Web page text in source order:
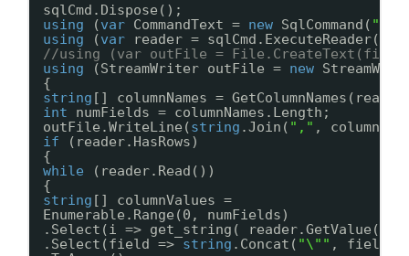
sqlCmd.Dispose();
using
(var CommandText = new SqlCommand(
using
(var
reader = sqlCmd.ExecuteReader())
//using (var outFile =
using
(StreamWriter outFile = new
{
string [] columnNames =
int
numFields = columnNames.Length;
outFile.WriteLine(string .Join( "," ,
if
(reader.HasRows)
{
while
(reader.Read())
{
string [] columnValues =
Enumerable.Range(0, numFields)
.Select(i => get_string( reader.GetValue(i)
.Select(field => string .Concat( "\"" ,